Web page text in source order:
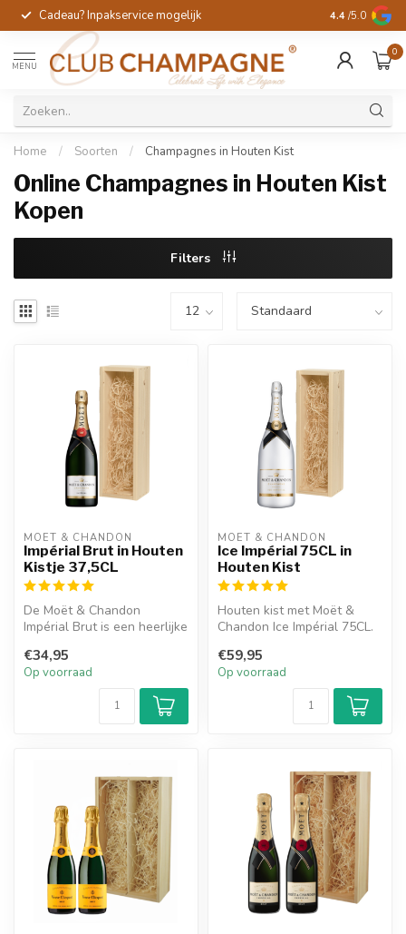
Cadeau? Inpakservice mogelijk Gratis
4.4 /5.0
MENU
0
Home / Soorten / Champagnes in Houten Kist
Online Champagnes in Houten Kist
Kopen
Filters
MOËT & CHANDON
Impérial Brut in Houten
Kistje 37,5CL
De Moët & Chandon
Impérial Brut is een heerlijke
frisse s...
€34,95
Op voorraad
MOËT & CHANDON
Ice Impérial 75CL in
Houten Kist
Houten kist met Moët &
Chandon Ice Impérial 75CL.
relatiegeschenk d...
€59,95
Op voorraad